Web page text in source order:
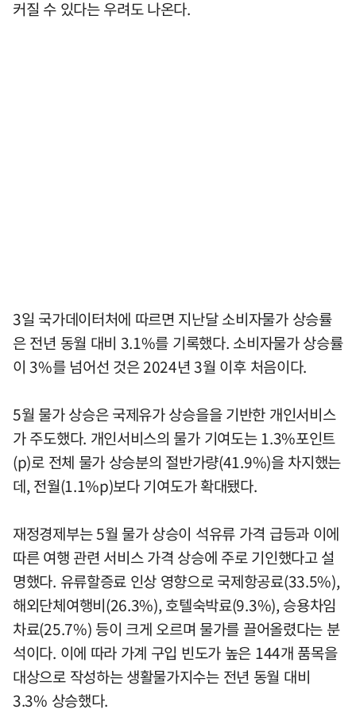
커질 수 있다는 우려도 나온다.
3일 국가데이터처에 따르면 지난달 소비자물가 상승률
은 전년 동월 대비 3.1%를 기록했다. 소비자물가 상승률
이 3%를 넘어선 것은 2024년 3월 이후 처음이다.
5월 물가 상승은 국제유가 상승을을 기반한 개인서비스
가 주도했다. 개인서비스의 물가 기여도는 1.3%포인트
(p)로 전체 물가 상승분의 절반가량(41.9%)을 차지했는
데, 전월(1.1%p)보다 기여도가 확대됐다.
재정경제부는 5월 물가 상승이 석유류 가격 급등과 이에
따른 여행 관련 서비스 가격 상승에 주로 기인했다고 설
명했다. 유류할증료 인상 영향으로 국제항공료(33.5%),
해외단체여행비(26.3%), 호텔숙박료(9.3%), 승용차임
차료(25.7%) 등이 크게 오르며 물가를 끌어올렸다는 분
석이다. 이에 따라 가계 구입 빈도가 높은 144개 품목을
대상으로 작성하는 생활물가지수는 전년 동월 대비
3.3% 상승했다.